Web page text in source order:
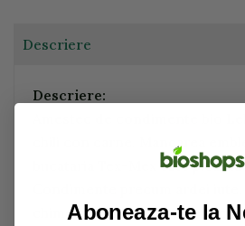
Descriere
Descriere:
chili con carne. Mancarea
bucataria Tex-Mex este picanta
chimen sunt furnizate de
Aboneaza-te la